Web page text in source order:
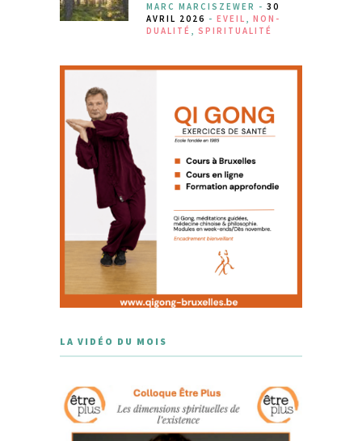
MARC MARCISZEWER - 30
AVRIL 2026 - EVEIL , NON-
DUALITÉ , SPIRITUALITÉ
LA VIDÉO DU MOIS